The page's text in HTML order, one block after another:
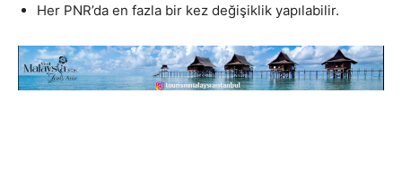
Her PNR’da en fazla bir kez değişiklik yapılabilir.